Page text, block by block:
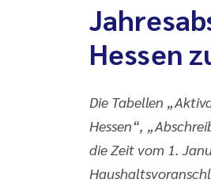
Hessen
Die Tabellen
Hessen“,
die Zeit vom 1.